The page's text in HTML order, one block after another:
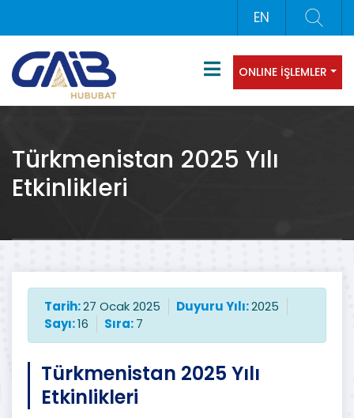
EN
ONLINE İŞLEMLER
Türkmenistan 2025 Yılı
Etkinlikleri
Tarih:27 Ocak 2025 Duyuru Yılı:2025
Sayı:16 Sıra:7
Türkmenistan 2025 Yılı
Etkinlikleri